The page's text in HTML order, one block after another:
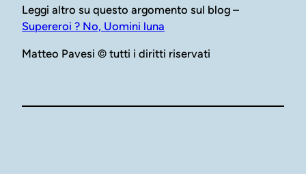
Leggi altro su questo argomento sul blog –
Supereroi ? No, Uomini luna
Matteo Pavesi © tutti i diritti riservati